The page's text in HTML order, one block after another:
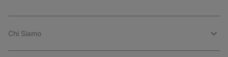
Chi Siamo